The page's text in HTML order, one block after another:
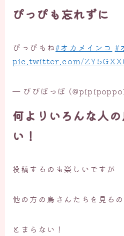
ぴっぴも忘れずに
ぴっぴもね#オカメインコ #
pic.twitter.com/
— ぴぴぽっぽ
何よりいろんな人
い！
投稿するのも楽しいですが
他の方の鳥さんたちを見る
とまらない！